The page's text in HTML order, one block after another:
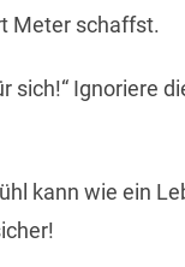
Meter schaffst.
Ignoriere
kann wie ein